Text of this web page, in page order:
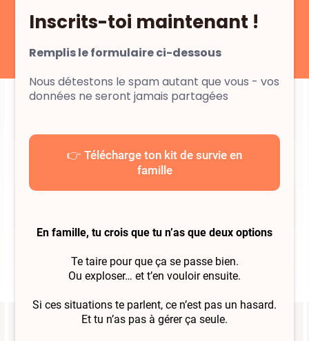
Inscrits-toi maintenant !
Remplis le formulaire ci-dessous
Nous détestons le spam autant que vous - vos
données ne seront jamais partagées
👉 Télécharge ton kit de survie en
famille
En famille, tu crois que tu n’as que deux options
Te taire pour que ça se passe bien.
Ou exploser… et t’en vouloir ensuite.
Si ces situations te parlent, ce n’est pas un hasard.
Et tu n’as pas à gérer ça seule.